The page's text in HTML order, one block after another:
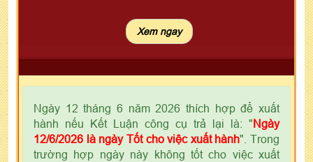
Ngày 12 tháng 6 năm 2026 thích hợp để xuất
hành nếu Kết Luận công cụ trả lại là: "Ngày
12/6/2026 là ngày Tốt cho việc xuất hành". Trong
trường hợp ngày này không tốt cho việc xuất